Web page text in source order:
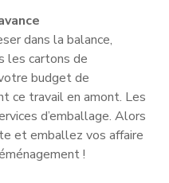
dans la balance,
les cartons de
budget de
ce travail en amont. Les
d’emballage. Alors
et emballez vos affaire
!